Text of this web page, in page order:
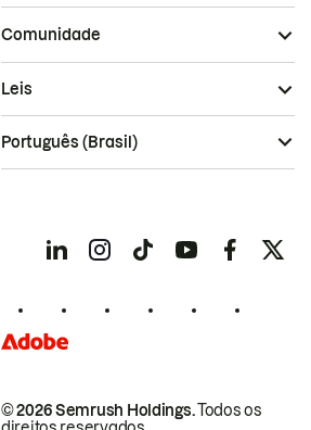
Comunidade
© 2026 Semrush Holdings.Todos os
Leis
Português (Brasil)